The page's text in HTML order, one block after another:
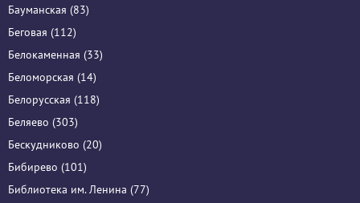
Бауманская (83)
Беговая (112)
Белокаменная (33)
Беломорская (14)
Белорусская (118)
Беляево (303)
Бескудниково (20)
Бибирево (101)
Библиотека им. Ленина (77)